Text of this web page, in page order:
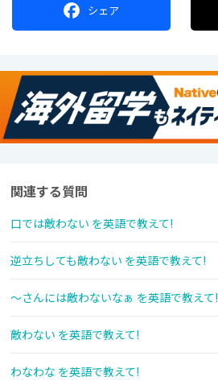
シェア
関連する質問
口では敵わない を英語で教えて!
逆立ちしても敵わない を英語で教えて!
〜さんには敵わないなぁ を英語で教えて!
敵わない を英語で教えて!
わなわな を英語で教えて!